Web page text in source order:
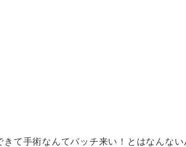
て手術なんてバッチ来い！とはなんな